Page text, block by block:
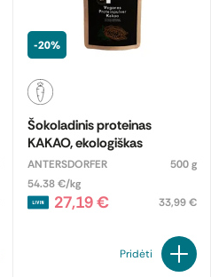
-20%
Šokoladinis proteinas
KAKAO, ekologiškas
ANTERSDORFER
500 g
54.38 €/kg
27,19 € 33,99 €
Pridėti